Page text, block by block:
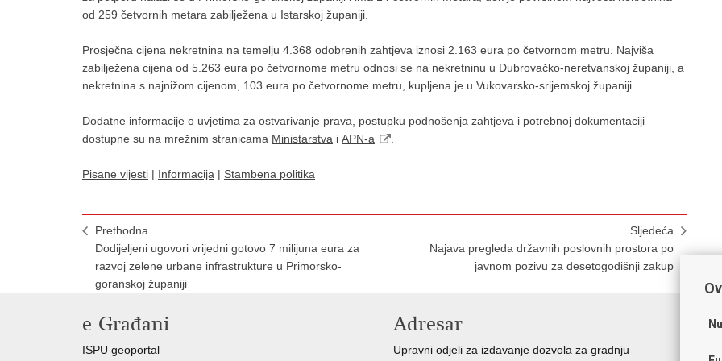
od 259 četvornih metara zabilježena u Istarskoj županiji.
Prosječna cijena nekretnina na temelju 4.368 odobrenih zahtjeva iznosi 2.163 eura po četvornom metru. Najviša
zabilježena cijena od 5.263 eura po četvornome metru odnosi se na nekretninu u Dubrovačko-neretvanskoj županiji, a
nekretnina s najnižom cijenom, 103 eura po četvornome metru, kupljena je u Vukovarsko-srijemskoj županiji.
Dodatne informacije o uvjetima za ostvarivanje prava, postupku podnošenja zahtjeva i potrebnoj dokumentaciji
dostupne su na mrežnim stranicama Ministarstva i APN-a
Pisane vijesti | Informacija | Stambena politika
Prethodna
Dodijeljeni ugovori vrijedni gotovo 7 milijuna eura za
razvoj zelene urbane infrastrukture u Primorsko-
goranskoj županiji
Sljedeća
Najava pregleda državnih poslovnih prostora po
javnom pozivu za desetogodišnji zakup
e-Građani
ISPU geoportal
Adresar
Upravni odjeli za izdavanje dozvola za gradnju